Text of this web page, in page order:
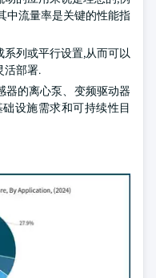
中流量率是关键的性能指
列或平行设置,从而可以
活部署.
器的离心泵、变频驱动器
础设施需求和可持续性目